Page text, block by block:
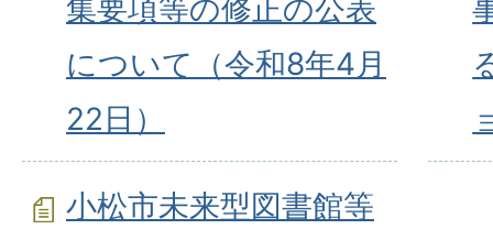
集要項等の修正の公表
について（令和8年4月
22日）
小松市未来型図書館等